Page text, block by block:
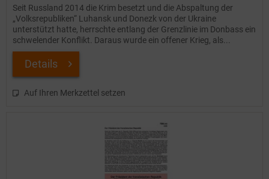
Seit Russland 2014 die Krim besetzt und die Abspaltung der
„Volksrepubliken“ Luhansk und Donezk von der Ukraine
unterstützt hatte, herrschte entlang der Grenzlinie im Donbass ein
schwelender Konflikt. Daraus wurde ein offener Krieg, als...
Details
Auf Ihren Merkzettel setzen